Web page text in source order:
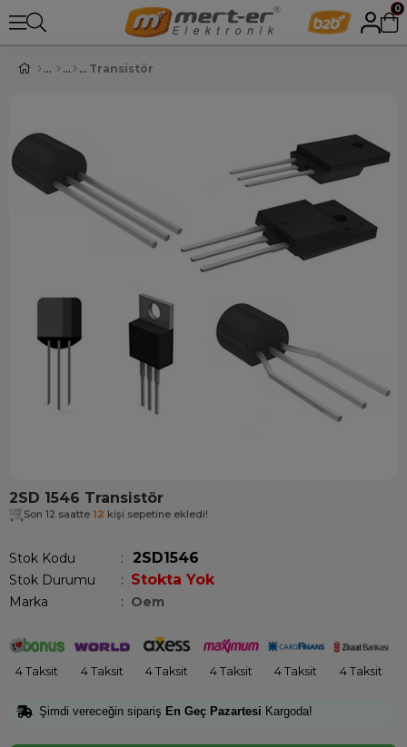
0
Transistör
2SD 1546 Transistör
Son 12 saatte 12 kişi sepetine ekledi!
Stok Kodu 2SD1546
Stok Durumu : Stokta Yok
Marka : Oem
4 Taksit 4 Taksit 4 Taksit 4 Taksit 4 Taksit 4 Taksit
Şimdi vereceğin sipariş En Geç Pazartesi Kargoda!